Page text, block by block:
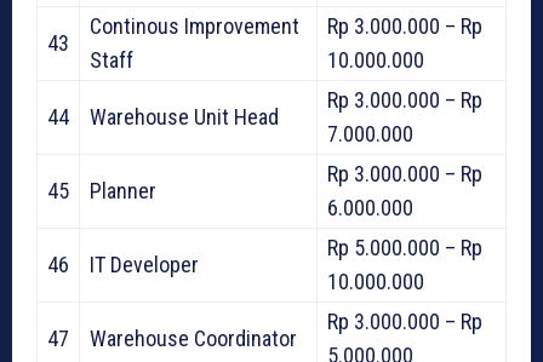
43
Continous Improvement
Staff
Rp 3.000.000 – Rp
10.000.000
44 Warehouse Unit Head
Rp 3.000.000 – Rp
7.000.000
45 Planner
Rp 3.000.000 – Rp
6.000.000
46 IT Developer
Rp 5.000.000 – Rp
10.000.000
47 Warehouse Coordinator
Rp 3.000.000 – Rp
5.000.000